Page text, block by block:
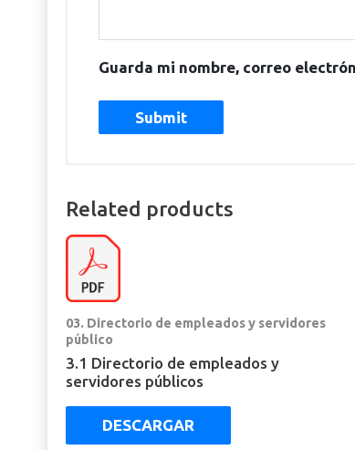
Guarda mi nombre, correo
Related products
03. Directorio de empleados y servidores
público
3.1 Directorio de empleados y
servidores públicos
DESCARGAR